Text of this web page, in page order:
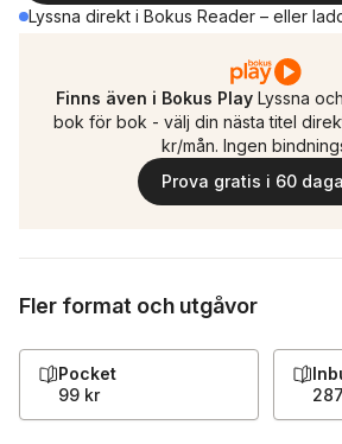
Lyssna direkt i Bokus Reader – eller
Finns även i Bokus Play Lyssna
bok för bok - välj din nästa titel
kr/mån. Ingen
Prova gratis i 60
Fler format och utgåvor
Pocket
99 kr